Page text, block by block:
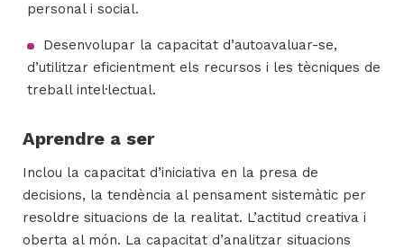
personal i social.
Desenvolupar la capacitat d’autoavaluar-se,
d’utilitzar eficientment els recursos i les tècniques de
treball intel·lectual.
Aprendre a ser
Inclou la capacitat d’iniciativa en la presa de
decisions, la tendència al pensament sistemàtic per
resoldre situacions de la realitat. L’actitud creativa i
oberta al món. La capacitat d’analitzar situacions